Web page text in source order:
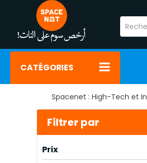
CATÉGORIES
Spacenet : High-Tech et
Filtrer par
Prix